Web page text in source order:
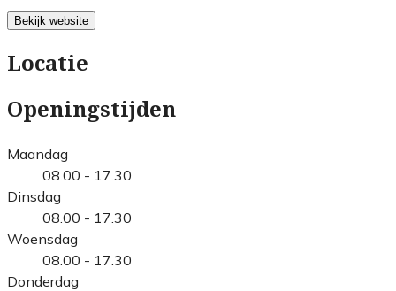
Bekijk website
Locatie
Openingstijden
Maandag
08.00 - 17.30
Dinsdag
08.00 - 17.30
Woensdag
08.00 - 17.30
Donderdag